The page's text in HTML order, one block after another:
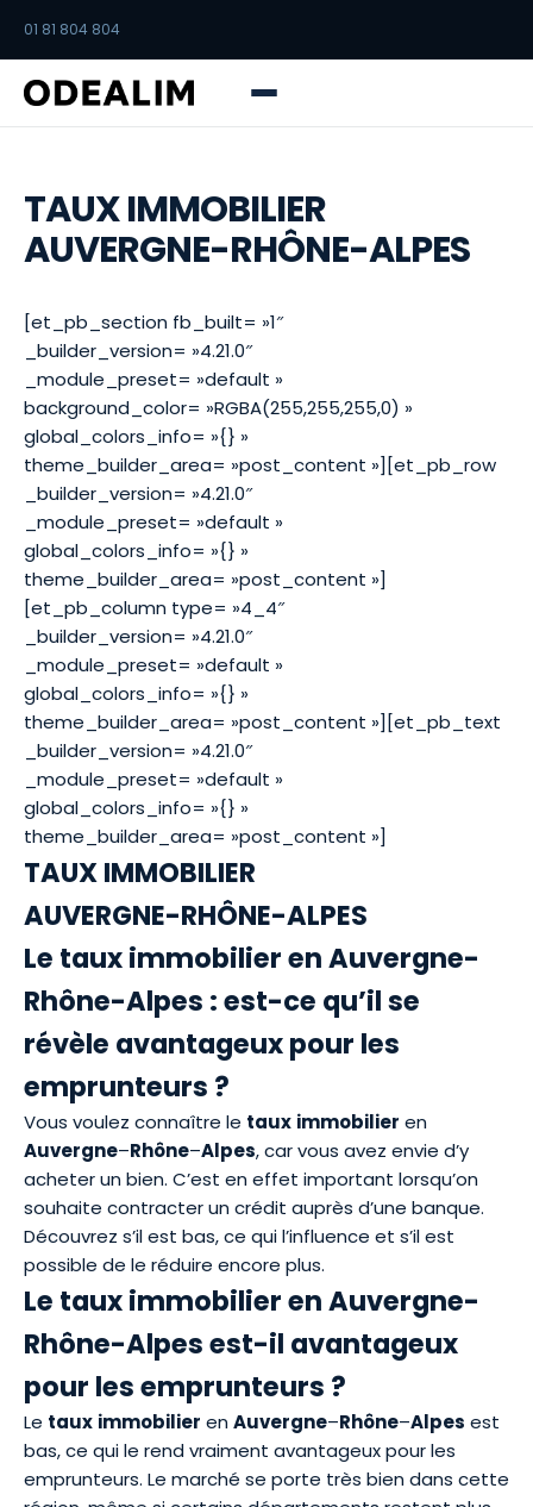
01 81 804 804
TAUX IMMOBILIER
AUVERGNE-RHÔNE-ALPES
[et_pb_section fb_built= »1″
_builder_version= »4.21.0″
_module_preset= »default »
background_color= »RGBA(255,255,255,0) »
global_colors_info= »{} »
theme_builder_area= »post_content »][et_pb_row
_builder_version= »4.21.0″
_module_preset= »default »
global_colors_info= »{} »
theme_builder_area= »post_content »]
[et_pb_column type= »4_4″
_builder_version= »4.21.0″
_module_preset= »default »
global_colors_info= »{} »
theme_builder_area= »post_content »][et_pb_text
_builder_version= »4.21.0″
_module_preset= »default »
global_colors_info= »{} »
theme_builder_area= »post_content »]
TAUX IMMOBILIER
AUVERGNE-RHÔNE-ALPES
Le taux immobilier en Auvergne-
Rhône-Alpes : est-ce qu’il se
révèle avantageux pour les
emprunteurs ?
Vous voulez connaître le taux immobilier en
Auvergne–Rhône–Alpes, car vous avez envie d’y
acheter un bien. C’est en effet important lorsqu’on
souhaite contracter un crédit auprès d’une banque.
Découvrez s’il est bas, ce qui l’influence et s’il est
possible de le réduire encore plus.
Le taux immobilier en Auvergne-
Rhône-Alpes est-il avantageux
pour les emprunteurs ?
Le taux immobilier en Auvergne–Rhône–Alpes est
bas, ce qui le rend vraiment avantageux pour les
emprunteurs. Le marché se porte très bien dans cette